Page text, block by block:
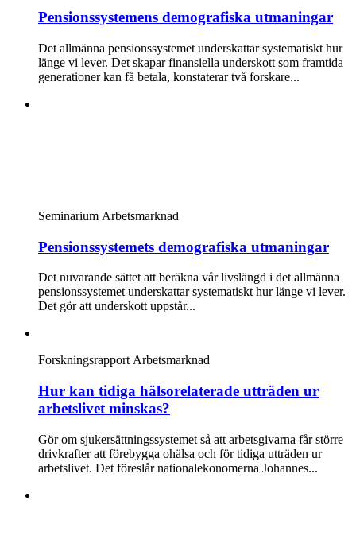
Pensionssystemens demografiska utmaningar
Det allmänna pensionssystemet underskattar systematiskt hur
länge vi lever. Det skapar finansiella underskott som framtida
generationer kan få betala, konstaterar två forskare...
Seminarium Arbetsmarknad
Pensionssystemets demografiska utmaningar
Det nuvarande sättet att beräkna vår livslängd i det allmänna
pensionssystemet underskattar systematiskt hur länge vi lever.
Det gör att underskott uppstår...
Forskningsrapport Arbetsmarknad
Hur kan tidiga hälsorelaterade utträden ur
arbetslivet minskas?
Gör om sjukersättningssystemet så att arbetsgivarna får större
drivkrafter att förebygga ohälsa och för tidiga utträden ur
arbetslivet. Det föreslår nationalekonomerna Johannes...